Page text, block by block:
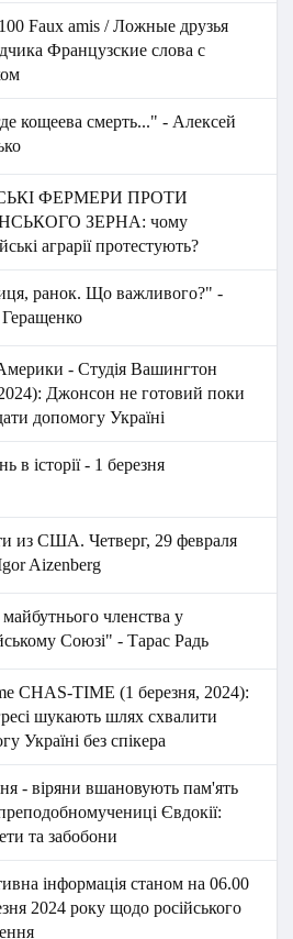
Faux amis / Ложные друзья
Французские слова с
кощеева смерть..." - Алексей
ФЕРМЕРИ ПРОТИ
ЗЕРНА: чому
аграрії протестують?
ранок. Що важливого?" -
Геращенко
- Студія Вашингтон
Джонсон не готовий поки
допомогу Україні
в історії - 1 березня
из США. Четверг, 29 февраля
Aizenberg
членства у
Союзі" - Тарас Радь
CHAS-TIME (1 березня, 2024):
шукають шлях схвалити
Україні без спікера
- віряни вшановують пам'ять
Євдокії:
та забобони
інформація станом на 06.00
2024 року щодо російського